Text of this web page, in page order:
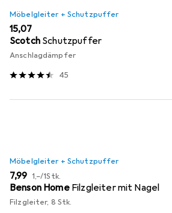
Möbelgleiter + Schutzpuffer
EUR
15,07
Scotch Schutzpuffer
Anschlagdämpfer
45
Möbelgleiter + Schutzpuffer
EUR
7,99 EUR
1,–/1Stk.
Benson Home Filzgleiter mit Nagel
Filzgleiter, 8 Stk.